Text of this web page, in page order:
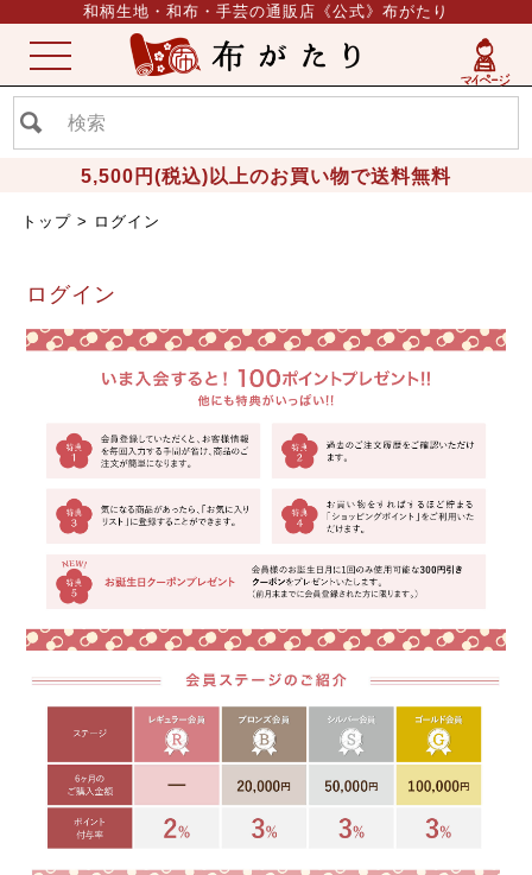
和柄生地・和布・手芸の通販店《公式》布がたり
5,500円(税込)以上のお買い物で送料無料
ME
NU
トップ ログイン
ログイン